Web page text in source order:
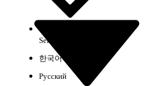
Select Org
한국어
Русский